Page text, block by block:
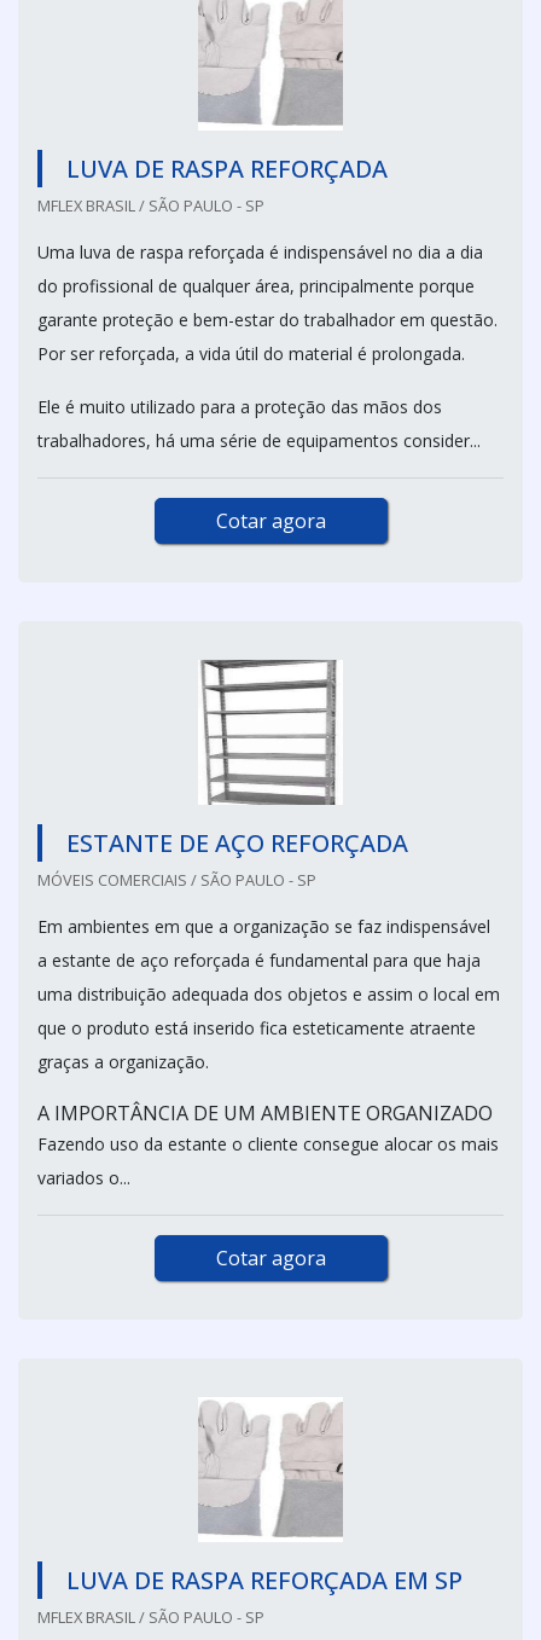
LUVA DE RASPA REFORÇADA
MFLEX BRASIL / SÃO PAULO - SP
Uma luva de raspa reforçada é indispensável no dia a dia
do profissional de qualquer área, principalmente porque
garante proteção e bem-estar do trabalhador em questão.
Por ser reforçada, a vida útil do material é prolongada.
Ele é muito utilizado para a proteção das mãos dos
trabalhadores, há uma série de equipamentos consider...
Cotar agora
ESTANTE DE AÇO REFORÇADA
MÓVEIS COMERCIAIS / SÃO PAULO - SP
Em ambientes em que a organização se faz indispensável
a estante de aço reforçada é fundamental para que haja
uma distribuição adequada dos objetos e assim o local em
que o produto está inserido fica esteticamente atraente
graças a organização.
A IMPORTÂNCIA DE UM AMBIENTE ORGANIZADO
Fazendo uso da estante o cliente consegue alocar os mais
variados o...
Cotar agora
LUVA DE RASPA REFORÇADA EM SP
MFLEX BRASIL / SÃO PAULO - SP